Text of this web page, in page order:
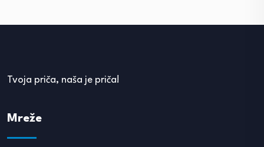
Tvoja priča, naša je priča!
Mreže